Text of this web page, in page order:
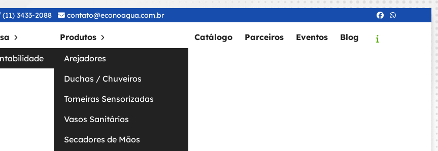
(11) 3433-2088 contato@econoagua.com.br
Produtos
Arejadores
Duchas / Chuveiros
Torneiras Sensorizadas
Vasos Sanitários
Secadores de Mãos
Catálogo Parceiros Eventos Blog
maos eletrico 220v em sao paulo